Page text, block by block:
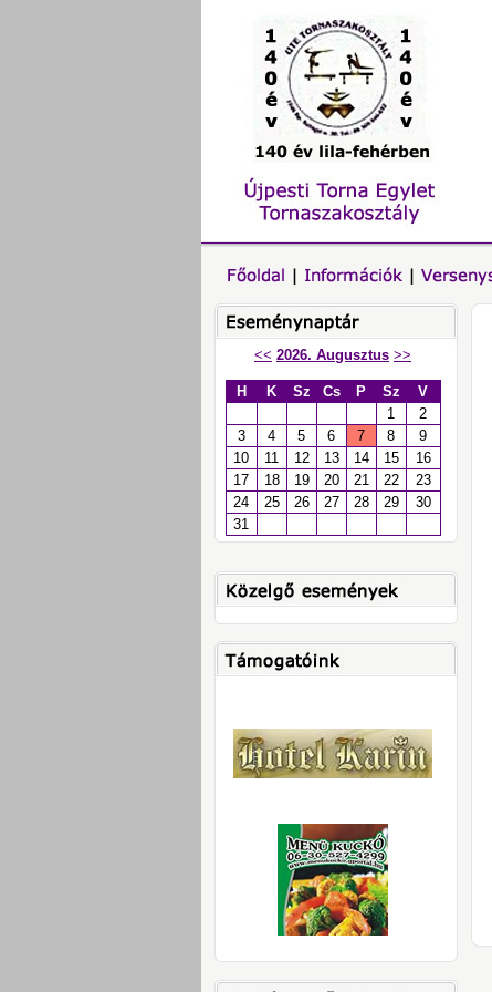
<< 2026. Augusztus >>
H K Sz Cs P Sz
V
1
2
3
4 5 6 7 8
9
10
11 12 13 14 15
16
17
18 19 20 21 22
23
24
25 26 27 28 29
30
31